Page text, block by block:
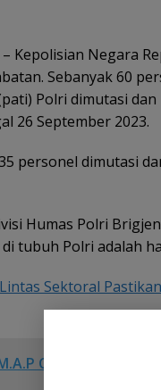
Kepolisian Negara
Sebanyak 60
Polri dimutasi
26 September 2023.
personel dimutasi
Humas Polri
tubuh Polri adalah
Sektoral
Caleg DPRD